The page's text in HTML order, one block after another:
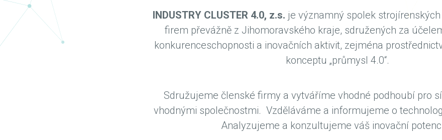
INDUSTRY CLUSTER 4.0, z.s. je významný spolek
firem převážně z Jihomoravského kraje, sdružených za
konkurenceschopnosti a inovačních aktivit, zejména
konceptu „průmysl 4.0“.
Sdružujeme členské firmy a vytváříme vhodné podhoubí pro
vhodnými společnostmi. Vzděláváme a informujeme o
Analyzujeme a konzultujeme váš inovační